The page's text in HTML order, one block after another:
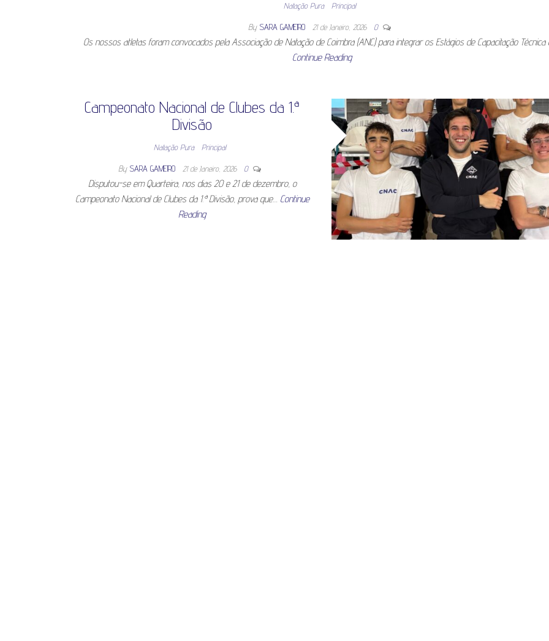
Natação Pura Principal
By SARA GAMEIRO 21 de Janeiro, 2026 0
Os nossos atletas foram convocados pela Associação de Natação de Coimbra (ANC) para integrar os Estágios de Capacitação Técnica
Continue Reading
Campeonato Nacional de Clubes da 1.ª
Divisão
Natação Pura Principal
By SARA GAMEIRO 21 de Janeiro, 2026 0
Disputou-se em Quarteira, nos dias 20 e 21 de dezembro, o
Campeonato Nacional de Clubes da 1.ª Divisão, prova que… Continue
Reading